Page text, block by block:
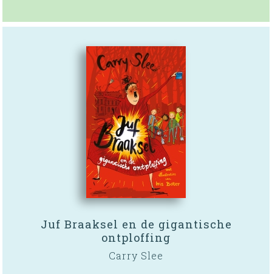
Juf Braaksel en de gigantische
ontploffing
Carry Slee